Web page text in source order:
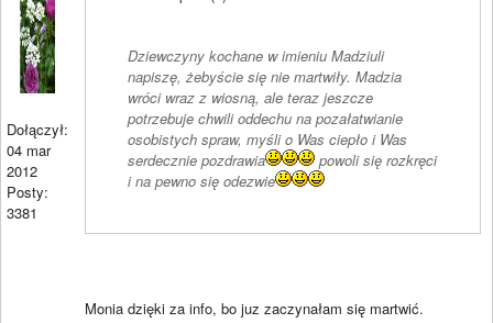
Dołączył:
04 mar
2012
Posty:
3381
Dziewczyny kochane w imieniu Madziuli
napiszę, żebyście się nie martwiły. Madzia
wróci wraz z wiosną, ale teraz jeszcze
potrzebuje chwili oddechu na pozałatwianie
osobistych spraw, myśli o Was ciepło i Was
serdecznie pozdrawia
powoli się rozkręci
i na pewno się odezwie
Monia dzięki za info, bo juz zaczynałam się martwić.